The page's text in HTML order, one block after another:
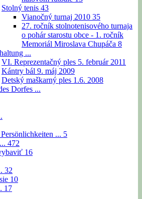
Stolný tenis 43
Vianočný turnaj 2010 35
27. ročník stolnotenisového turnaja
o pohár starostu obce - 1. ročník
Memoriál Miroslava Chupáča 8
...
VI. Reprezentačný ples 5. február 2011
Kántry bál 9. máj 2009
Detský maškarný ples 1.6. 2008
Dorfes ...
... 5
472
16
32
10
17